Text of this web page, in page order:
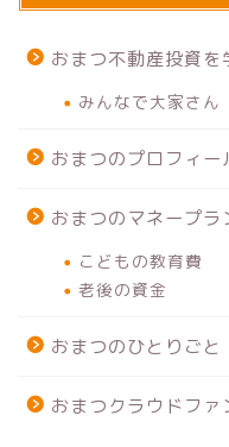
おまつ不動産投資を
みんなで大家さん
おまつのプロフィー
おまつのマネープラ
こどもの教育費
老後の資金
おまつのひとりごと
おまつクラウドフ